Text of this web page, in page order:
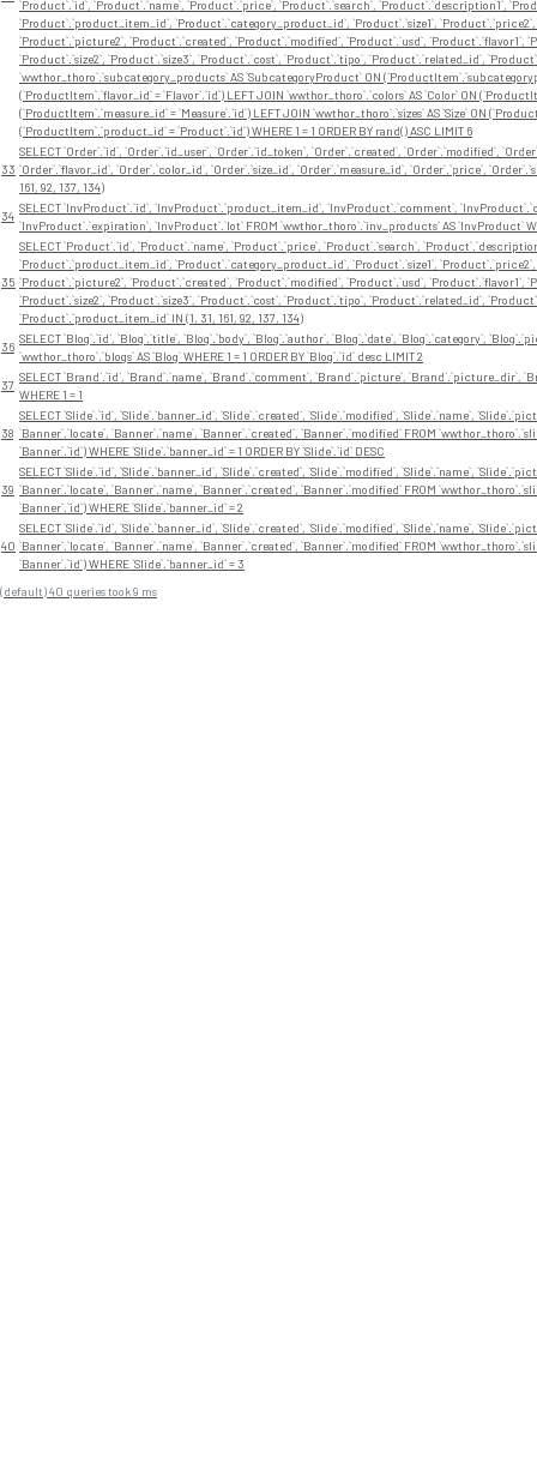
(default) 40 queries took 9 ms
`Product`.`id`, `Product`.`name`, `Product`.`price`, `Product`.`search`, `Product`.`description1`,
`Product`.`product_item_id`, `Product`.`category_product_id`, `Product`.`size1`,
`Product`.`picture2`, `Product`.`created`, `Product`.`modified`, `Product`.`usd`, `Product`.`flavor1`,
`Product`.`size2`, `Product`.`size3`, `Product`.`cost`, `Product`.`tipo`, `Product`.`related_id`,
`wwthor_thoro`.`subcategory_products` AS `SubcategoryProduct` ON
(`ProductItem`.`flavor_id` = `Flavor`.`id`) LEFT JOIN `wwthor_thoro`.`colors` AS `Color` ON
(`ProductItem`.`measure_id` = `Measure`.`id`) LEFT JOIN `wwthor_thoro`.`sizes` AS `Size` ON
(`ProductItem`.`product_id` = `Product`.`id`) WHERE 1 = 1 ORDER BY rand() ASC LIMIT 6
33
SELECT `Order`.`id`, `Order`.`id_user`, `Order`.`id_token`, `Order`.`created`, `Order`.`modified`,
`Order`.`flavor_id`, `Order`.`color_id`, `Order`.`size_id`, `Order`.`measure_id`, `Order`.`price`,
161, 92, 137, 134)
34
SELECT `InvProduct`.`id`, `InvProduct`.`product_item_id`, `InvProduct`.`comment`,
`InvProduct`.`expiration`, `InvProduct`.`lot` FROM `wwthor_thoro`.`inv_products` AS `InvProduct`
35
SELECT `Product`.`id`, `Product`.`name`, `Product`.`price`, `Product`.`search`,
`Product`.`product_item_id`, `Product`.`category_product_id`, `Product`.`size1`,
`Product`.`picture2`, `Product`.`created`, `Product`.`modified`, `Product`.`usd`, `Product`.`flavor1`,
`Product`.`size2`, `Product`.`size3`, `Product`.`cost`, `Product`.`tipo`, `Product`.`related_id`,
`Product`.`product_item_id` IN (1, 31, 161, 92, 137, 134)
36
SELECT `Blog`.`id`, `Blog`.`title`, `Blog`.`body`, `Blog`.`author`, `Blog`.`date`, `Blog`.`category`,
`wwthor_thoro`.`blogs` AS `Blog` WHERE 1 = 1 ORDER BY `Blog`.`id` desc LIMIT 2
37
SELECT `Brand`.`id`, `Brand`.`name`, `Brand`.`comment`, `Brand`.`picture`, `Brand`.`picture_dir`,
WHERE 1 = 1
38
SELECT `Slide`.`id`, `Slide`.`banner_id`, `Slide`.`created`, `Slide`.`modified`, `Slide`.`name`,
`Banner`.`locate`, `Banner`.`name`, `Banner`.`created`, `Banner`.`modified` FROM
`Banner`.`id`) WHERE `Slide`.`banner_id` = 1 ORDER BY `Slide`.`id` DESC
39
SELECT `Slide`.`id`, `Slide`.`banner_id`, `Slide`.`created`, `Slide`.`modified`, `Slide`.`name`,
`Banner`.`locate`, `Banner`.`name`, `Banner`.`created`, `Banner`.`modified` FROM
`Banner`.`id`) WHERE `Slide`.`banner_id` = 2
40
SELECT `Slide`.`id`, `Slide`.`banner_id`, `Slide`.`created`, `Slide`.`modified`, `Slide`.`name`,
`Banner`.`locate`, `Banner`.`name`, `Banner`.`created`, `Banner`.`modified` FROM
`Banner`.`id`) WHERE `Slide`.`banner_id` = 3